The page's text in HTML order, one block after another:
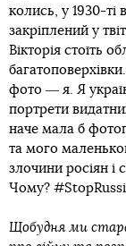
колись, у 1930-ті
закріплений у
Вікторія стоїть
фото ― я. Я
портрети
наче мала б
та мого
злочини росіян і
Чому?
Щобудня ми